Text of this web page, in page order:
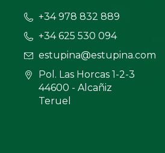
+34 978 832 889
+34 625 530 094
estupina@estupina.com
Pol. Las Horcas 1-2-3
44600 - Alcañiz
Teruel